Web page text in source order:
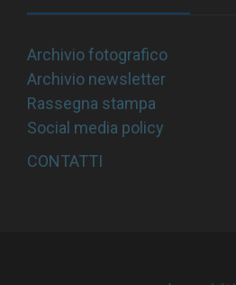
Archivio fotografico
Archivio newsletter
Rassegna stampa
Social media policy
CONTATTI